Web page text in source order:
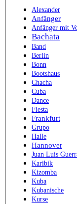
Alexander
Anfänger
Anfänger mit
Bachata
Band
Berlin
Bonn
Bootshaus
Chacha
Cuba
Dance
Fiesta
Frankfurt
Grupo
Halle
Hannover
Juan Luis
Karibik
Kizomba
Kuba
Kubanische
Kurse